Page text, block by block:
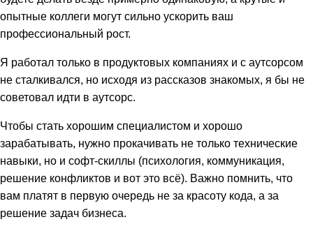
опытные коллеги могут сильно ускорить ваш
профессиональный рост.
Я работал только в продуктовых компаниях и с аутсорсом
не сталкивался, но исходя из рассказов знакомых, я бы не
советовал идти в аутсорс.
Чтобы стать хорошим специалистом и хорошо
зарабатывать, нужно прокачивать не только технические
навыки, но и софт-скиллы (психология, коммуникация,
решение конфликтов и вот это всё). Важно помнить, что
вам платят в первую очередь не за красоту кода, а за
решение задач бизнеса.